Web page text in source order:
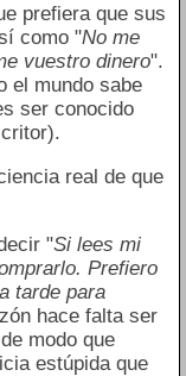
prefiera que sus
como "No me
vuestro dinero".
el mundo sabe
ser conocido
real de que
"Si lees mi
Prefiero
tarde para
hace falta ser
modo que
estúpida que